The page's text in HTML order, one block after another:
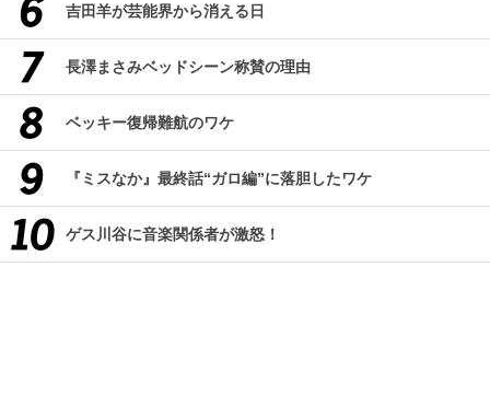
吉田羊が芸能界から消える日
長澤まさみベッドシーン称賛の理由
ベッキー復帰難航のワケ
『ミスなか』最終話“ガロ編”に落胆したワケ
ゲス川谷に音楽関係者が激怒！